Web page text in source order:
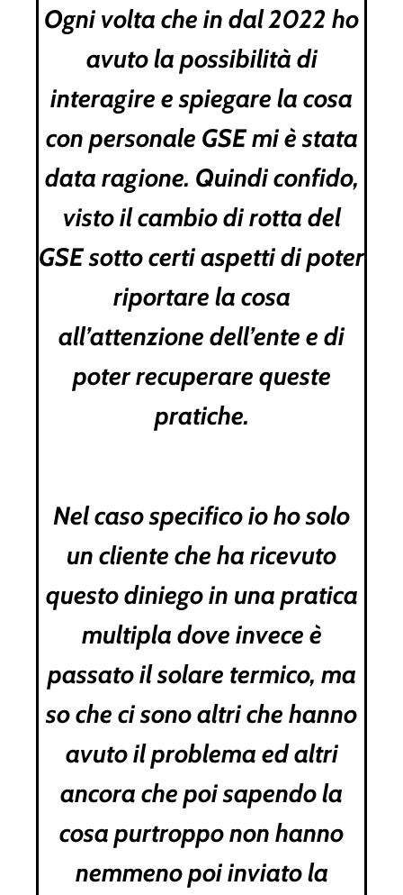
Ogni volta che in dal 2022 ho
avuto la possibilità di
interagire e spiegare la cosa
con personale GSE mi è stata
data ragione. Quindi confido,
visto il cambio di rotta del
GSE sotto certi aspetti di poter
riportare la cosa
all’attenzione dell’ente e di
poter recuperare queste
pratiche.
Nel caso specifico io ho solo
un cliente che ha ricevuto
questo diniego in una pratica
multipla dove invece è
passato il solare termico, ma
so che ci sono altri che hanno
avuto il problema ed altri
ancora che poi sapendo la
cosa purtroppo non hanno
nemmeno poi inviato la